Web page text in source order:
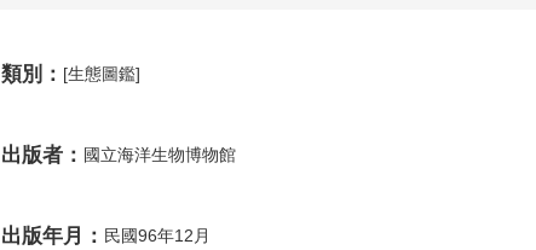
類別： [生態圖鑑]
出版者： 國立海洋生物博物館
出版年月： 民國96年12月